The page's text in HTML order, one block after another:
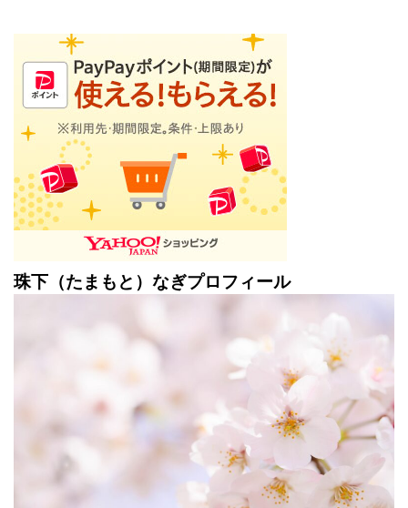
珠下（たまもと）なぎプロフィール